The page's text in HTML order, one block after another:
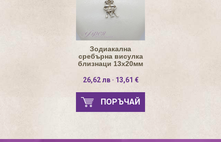
Зодиакална
сребърна висулка
близнаци 13х20мм
26,62 лв · 13,61 €
ПОРЪЧАЙ